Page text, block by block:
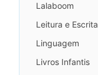
Lalaboom
Leitura e Escrita
Linguagem
Livros Infantis